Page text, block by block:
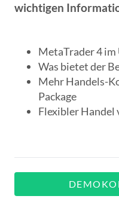
wichtigen
MetaTrader 4
Was bietet der
Mehr Handels-
Package
Flexibler Handel